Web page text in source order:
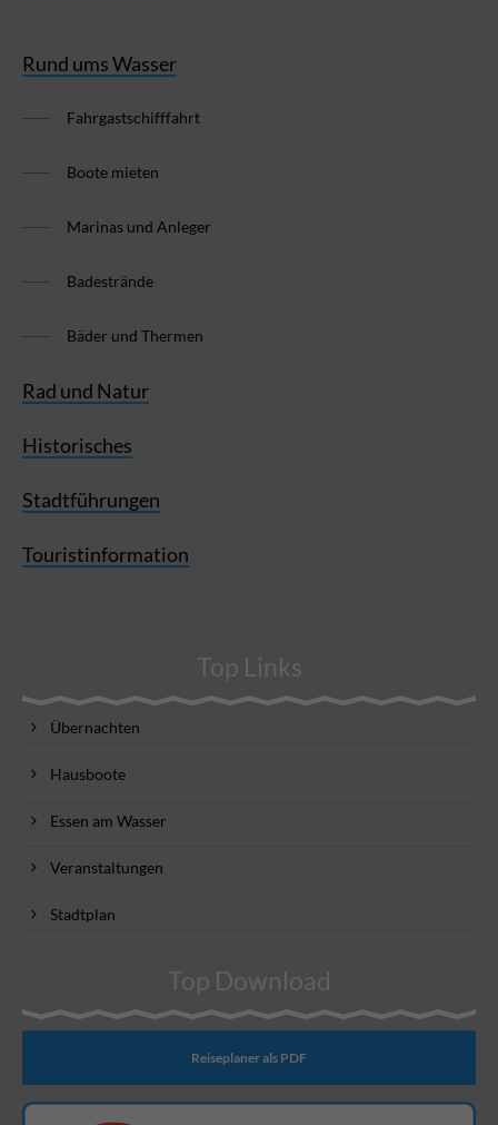
Rund ums Wasser
Fahrgastschifffahrt
Boote mieten
Marinas und Anleger
Badestrände
Bäder und Thermen
Rad und Natur
Historisches
Stadtführungen
Touristinformation
Top Links
Übernachten
Hausboote
Essen am Wasser
Veranstaltungen
Stadtplan
Top Download
Reiseplaner als PDF